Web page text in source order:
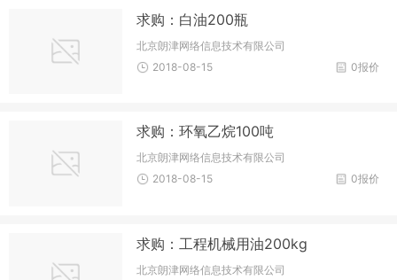
求购：白油200瓶
北京朗津网络信息技术有限公司
0报价
2018-08-15
求购：环氧乙烷100吨
北京朗津网络信息技术有限公司
0报价
2018-08-15
求购：工程机械用油200kg
北京朗津网络信息技术有限公司